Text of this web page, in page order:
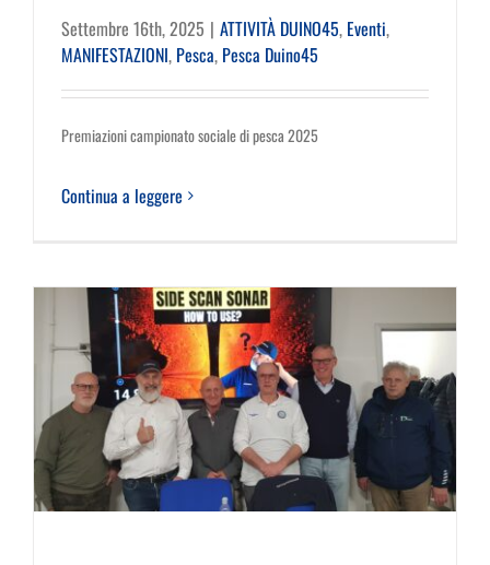
Settembre 16th, 2025 | ATTIVITÀ DUINO45, Eventi,
MANIFESTAZIONI, Pesca, Pesca Duino45
Premiazioni campionato sociale di pesca 2025
Continua a leggere